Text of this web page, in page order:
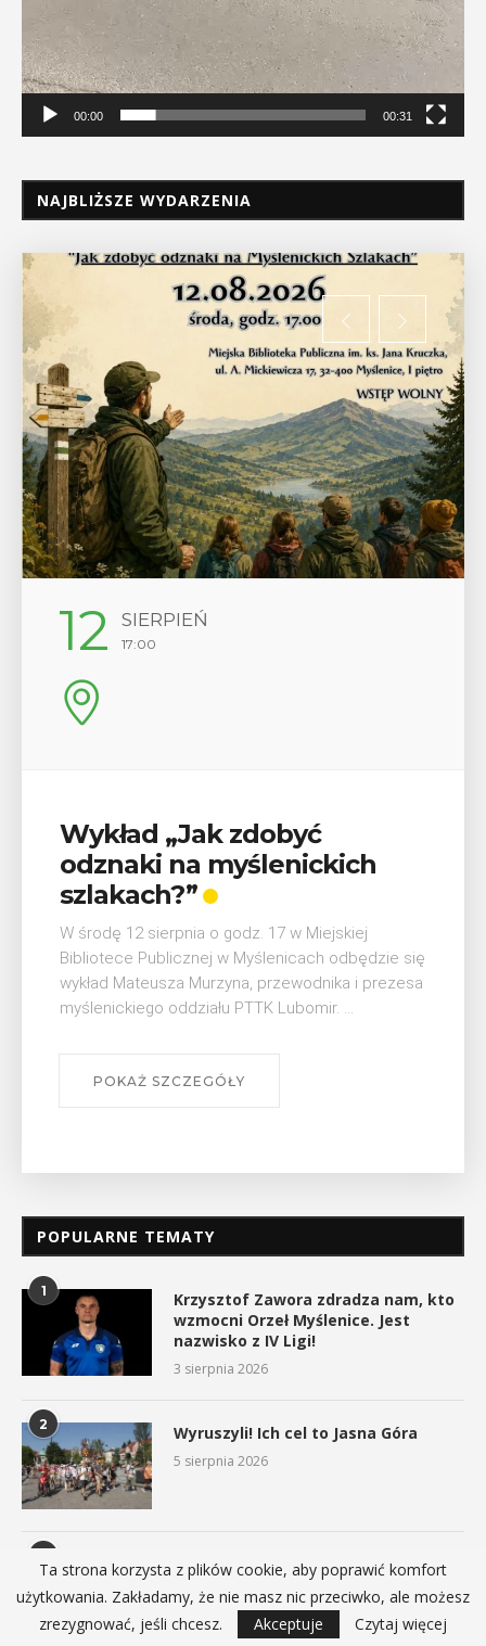
00:00 00:31
NAJBLIŻSZE WYDARZENIA
29 SIERPIEŃ
08:00 - 18:00
V Turniej Myślimira.
Mieszczanie i rzemieślnicy
W ostatni weekend wakacji, czyli 29-30 sierpnia w
Myślenicach odbędzie się piąta edycja Turnieju
Myślimira. Wydarzenie organizowane przez
Muzeum Niepodległości w Myślenicach odbędzie
się na ...
POKAŻ SZCZEGÓŁY
POPULARNE TEMATY
1
Krzysztof Zawora zdradza nam, kto
wzmocni Orzeł Myślenice. Jest
nazwisko z IV Ligi!
3 sierpnia 2026
2 Wyruszyli! Ich cel to Jasna Góra
5 sierpnia 2026
Gorąco, coraz goręcej… Jak się
chronić przed upałami?
4 sierpnia 2026
Ta strona korzysta z plików cookie, aby poprawić komfort
użytkowania. Zakładamy, że nie masz nic przeciwko, ale możesz
zrezygnować, jeśli chcesz.
Akceptuje Czytaj więcej